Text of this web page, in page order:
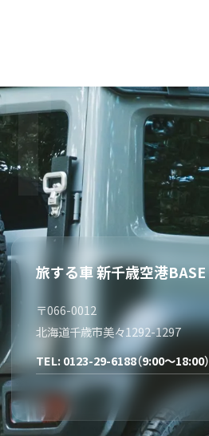
旅する車 新千歳空港BASE
〒066-0012
北海道千歳市美々1292-1297
TEL: 0123-29-6188（9:00～18:00）